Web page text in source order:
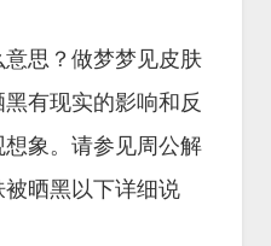
意思？做梦梦见皮肤
有现实的影响和反
象。请参见周公解
晒黑以下详细说